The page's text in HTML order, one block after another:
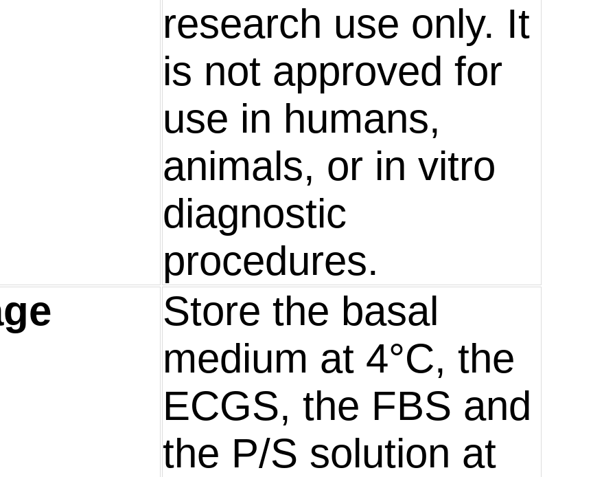
research use only. It
is not approved for
use in humans,
animals, or in vitro
diagnostic
procedures.
Store the basal
medium at 4°C, the
ECGS, the FBS and
the P/S solution at